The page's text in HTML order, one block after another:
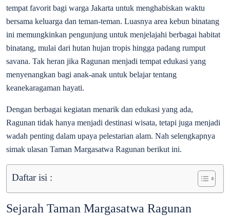
tempat favorit bagi warga Jakarta untuk menghabiskan waktu
bersama keluarga dan teman-teman. Luasnya area kebun binatang
ini memungkinkan pengunjung untuk menjelajahi berbagai habitat
binatang, mulai dari hutan hujan tropis hingga padang rumput
savana. Tak heran jika Ragunan menjadi tempat edukasi yang
menyenangkan bagi anak-anak untuk belajar tentang
keanekaragaman hayati.
Dengan berbagai kegiatan menarik dan edukasi yang ada,
Ragunan tidak hanya menjadi destinasi wisata, tetapi juga menjadi
wadah penting dalam upaya pelestarian alam. Nah selengkapnya
simak ulasan Taman Margasatwa Ragunan berikut ini.
Daftar isi :
Sejarah Taman Margasatwa Ragunan